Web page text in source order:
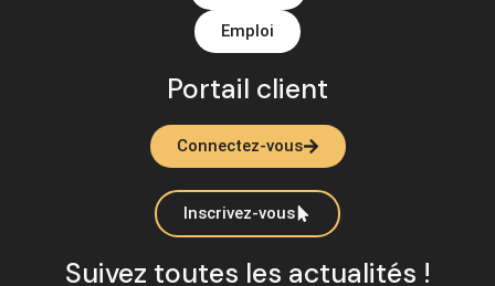
Emploi
Portail client
Connectez-vous
Inscrivez-vous
Suivez toutes les actualités !